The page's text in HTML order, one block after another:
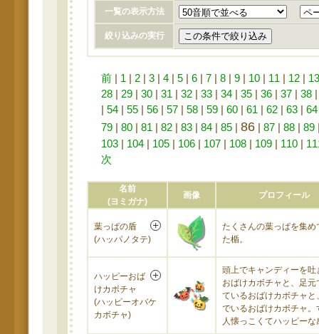
一覧の表示方法
絞り込みの実行
前 1 2 3 4 5 6 7 8 9 10 11 12
13
28
29 30 31 32 33 34 35 36 37 38
54 55 56 57 58 59 60 61 62 63 64
79
80 81 82 83 84 85 86 87 88 89
103
104 105 106 107 108 109 110
次
名前
(ヨミガナ)
画像 プロフィール
葉っぱの盾
(ハッパノタテ)
たくさんの葉っぱを集め
た楯。
ハッピーおば
けカボチャ
(ハッピーオバケ
カボチャ)
頭上でキャンディーを吐
おばけカボチャと、足元
ているおばけカボチャと
でいるおばけカボチャ。
人懐っこくてハッピーな